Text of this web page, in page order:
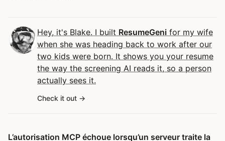
Hey, it's Blake. I built ResumeGeni for my wife
when she was heading back to work after our
two kids were born. It shows you your resume
the way the screening AI reads it, so a person
actually sees it.
Check it out
L’autorisation MCP échoue lorsqu’un serveur traite la